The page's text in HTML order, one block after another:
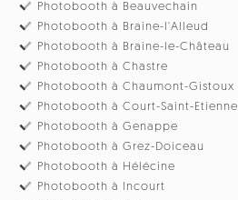
Photobooth à Beauvechain
Photobooth à Braine-l'Alleud
Photobooth à Braine-le-Château
Photobooth à Chastre
Photobooth à Chaumont-Gistoux
Photobooth à Court-Saint-Etienne
Photobooth à Genappe
Photobooth à Grez-Doiceau
Photobooth à Hélécine
Photobooth à Incourt